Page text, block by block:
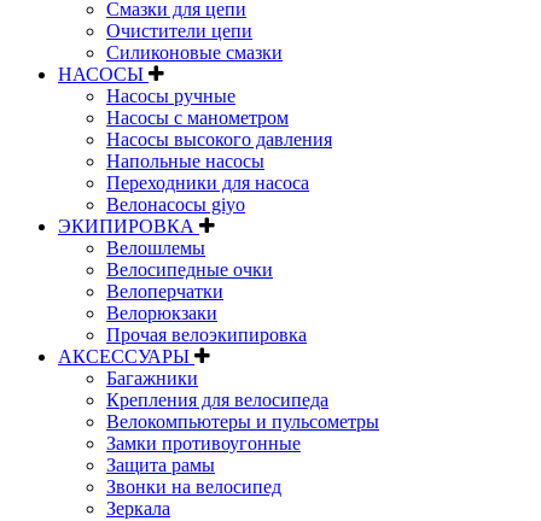
Смазки для цепи
Очистители цепи
Силиконовые смазки
НАСОСЫ
Насосы ручные
Насосы с манометром
Насосы высокого давления
Напольные насосы
Переходники для насоса
Велонасосы giyo
ЭКИПИРОВКА
Велошлемы
Велосипедные очки
Велоперчатки
Велорюкзаки
Прочая велоэкипировка
АКСЕССУАРЫ
Багажники
Крепления для велосипеда
Велокомпьютеры и пульсометры
Замки противоугонные
Защита рамы
Звонки на велосипед
Зеркала